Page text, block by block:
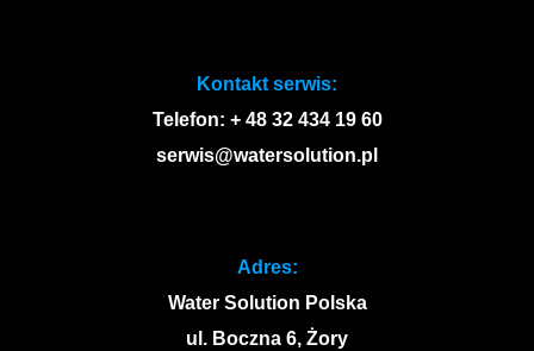
Kontakt serwis:
Telefon: + 48 32 434 19 60
serwis@watersolution.pl
Adres:
Water Solution Polska
ul. Boczna 6, Żory